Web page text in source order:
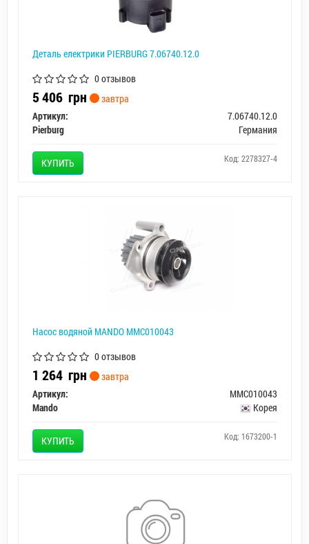
Деталь електрики PIERBURG 7.06740.12.0
0 отзывов
5 406 грн
завтра
Артикул:
7.06740.12.0
Pierburg
Германия
КУПИТЬ Код: 2278327-4
Насос водяной MANDO MMC010043
0 отзывов
1 264 грн
завтра
Артикул:
MMC010043
Mando
Корея
КУПИТЬ Код: 1673200-1